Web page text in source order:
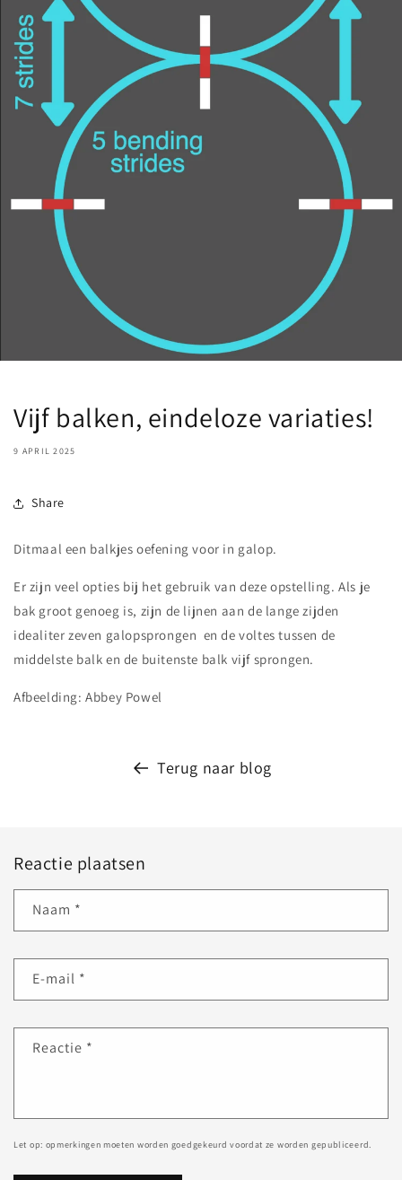
Vijf balken, eindeloze variaties!
9 APRIL 2025
Share
Ditmaal een balkjes oefening voor in galop.
Er zijn veel opties bij het gebruik van deze opstelling. Als je
bak groot genoeg is, zijn de lijnen aan de lange zijden
idealiter zeven galopsprongen en de voltes tussen de
middelste balk en de buitenste balk vijf sprongen.
Afbeelding: Abbey Powel
Terug naar blog
Reactie plaatsen
Naam *
E‑mail *
Reactie *
Let op: opmerkingen moeten worden goedgekeurd voordat ze worden gepubliceerd.